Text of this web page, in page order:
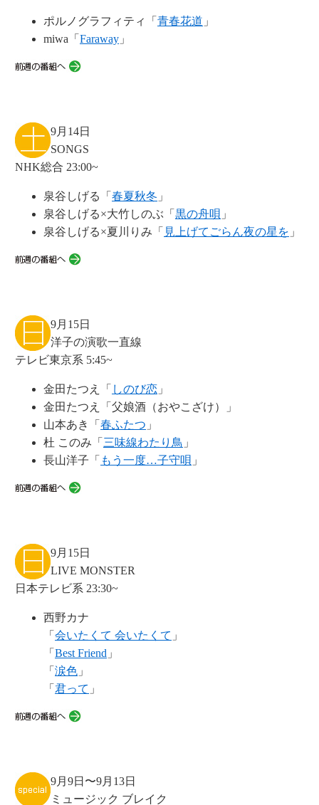
ポルノグラフィティ「 青春花道 」
miwa「 Faraway 」
9月14日
SONGS
NHK総合 23:00~
泉谷しげる「 春夏秋冬 」
泉谷しげる×大竹しのぶ「 黒の舟唄 」
泉谷しげる×夏川りみ「 見上げてごらん夜の星を 」
9月15日
洋子の演歌一直線
テレビ東京系 5:45~
金田たつえ「 しのび恋 」
金田たつえ「父娘酒（おやこざけ）」
山本あき「 春ふたつ 」
杜 このみ「 三味線わたり鳥 」
長山洋子「 もう一度…子守唄 」
9月15日
LIVE MONSTER
日本テレビ系 23:30~
西野カナ
「 会いたくて 会いたくて 」
「 Best Friend 」
「 涙色 」
「 君って 」
9月9日〜9月13日
ミュージック ブレイク